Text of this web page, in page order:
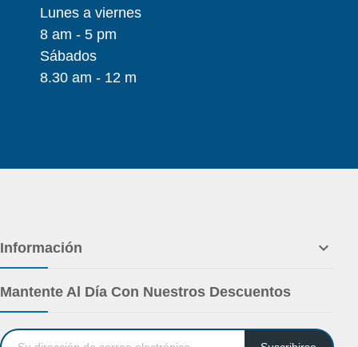
Lunes a viernes
8 am - 5 pm
Sábados
8.30 am - 12 m
Información 
Mantente Al Día Con Nuestros Descuentos